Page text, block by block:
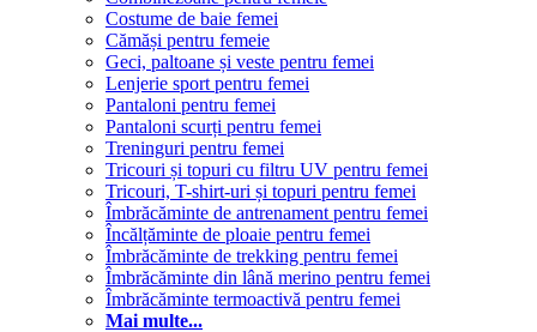
Costume de baie femei
Cămăși pentru femeie
Geci, paltoane și veste pentru femei
Lenjerie sport pentru femei
Pantaloni pentru femei
Pantaloni scurți pentru femei
Treninguri pentru femei
Tricouri și topuri cu filtru UV pentru femei
Tricouri, T-shirt-uri și topuri pentru femei
Îmbrăcăminte de antrenament pentru femei
Încălțăminte de ploaie pentru femei
Îmbrăcăminte de trekking pentru femei
Îmbrăcăminte din lână merino pentru femei
Îmbrăcăminte termoactivă pentru femei
Mai multe...